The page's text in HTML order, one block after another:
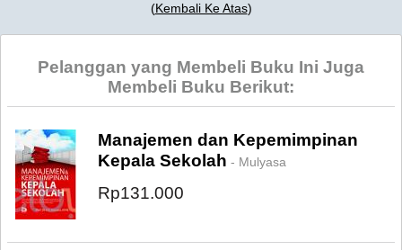
(Kembali Ke Atas)
Pelanggan yang Membeli Buku Ini Juga
Membeli Buku Berikut:
Manajemen dan Kepemimpinan
Kepala Sekolah - Mulyasa
Rp131.000